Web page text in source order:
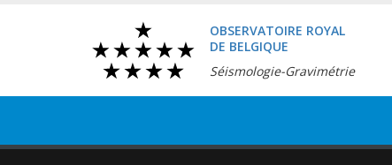
OBSERVATOIRE ROYAL
DE BELGIQUE
Séismologie-Gravimétrie